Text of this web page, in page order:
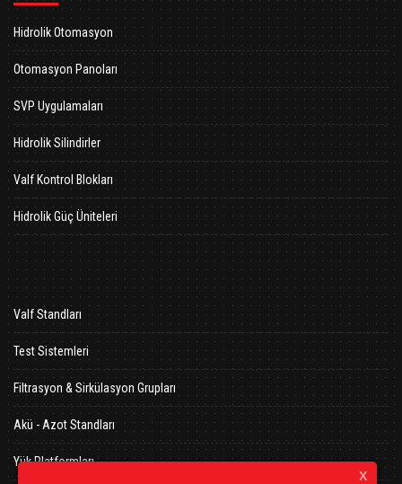
Hidrolik Otomasyon
Otomasyon Panoları
SVP Uygulamaları
Hidrolik Silindirler
Valf Kontrol Blokları
Hidrolik Güç Üniteleri
Valf Standları
Test Sistemleri
Filtrasyon & Sirkülasyon Grupları
Akü - Azot Standları
Yük Platformları
X